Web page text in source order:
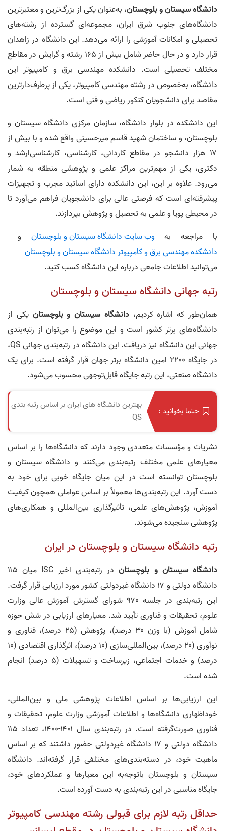
دانشگاه سیستان و بلوچستان، به‌عنوان یکی از بزرگ‌ترین و معتبرترین
دانشگاه‌های جنوب شرق ایران، مجموعه‌ای گسترده از رشته‌های
تحصیلی و امکانات آموزشی را ارائه می‌دهد. این دانشگاه در زاهدان
قرار دارد و در حال حاضر شامل بیش از ۱۶۵ رشته و گرایش در مقاطع
مختلف تحصیلی است. دانشکده مهندسی برق و کامپیوتر این
دانشگاه، به‌خصوص در رشته مهندسی کامپیوتر، یکی از پرطرف‌دارترین
مقاصد برای دانشجویان کنکور ریاضی و فنی است.
این دانشکده در بلوار دانشگاه، سازمان مرکزی دانشگاه سیستان و
بلوچستان، و ساختمان شهید قاسم میرحسینی واقع شده و با بیش از
۱۷ هزار دانشجو در مقاطع کاردانی، کارشناسی، کارشناسی‌ارشد و
دکتری، یکی از مهم‌ترین مراکز علمی و پژوهشی منطقه به شمار
می‌رود. علاوه بر این، این دانشکده دارای اساتید مجرب و تجهیزات
پیشرفته‌ای است که فرصتی عالی برای دانشجویان فراهم می‌آورد تا
در محیطی پویا و علمی به تحصیل و پژوهش بپردازند.
با مراجعه به وب‌ سایت دانشگاه سیستان و بلوچستان و
دانشکده مهندسی برق و کامپیوتر دانشگاه سیستان و بلوچستان
می‌توانید اطلاعات جامعی درباره این دانشگاه کسب کنید.
رتبه جهانی دانشگاه سیستان و بلوچستان
همان‌طور که اشاره کردیم،دانشگاه سیستان و بلوچستان یکی از
دانشگاه‌های برتر کشور است و این موضوع را می‌توان از رتبه‌بندی
جهانی این دانشگاه نیز دریافت. این دانشگاه در رتبه‌بندی جهانی QS،
در جایگاه ۲۲۰۰ امین دانشگاه برتر جهان قرار گرفته است. برای یک
دانشگاه صنعتی، این رتبه جایگاه قابل‌توجهی محسوب می‌شود.
حتما بخوانید :
بهترین دانشگاه های ایران بر اساس رتبه بندی
QS
نشریات و مؤسسات متعددی وجود دارند که دانشگاه‌ها را بر اساس
معیارهای علمی مختلف رتبه‌بندی می‌کنند و دانشگاه سیستان و
بلوچستان توانسته است در این میان جایگاه خوبی برای خود به
دست آورد. این رتبه‌بندی‌ها معمولاً بر اساس عواملی همچون کیفیت
آموزش، پژوهش‌های علمی، تأثیرگذاری بین‌المللی و همکاری‌های
پژوهشی سنجیده می‌شوند.
رتبه دانشگاه سیستان و بلوچستان در ایران
دانشگاه سیستان و بلوچستان
در رتبه‌بندی اخیر ISC میان ۱۱۵
دانشگاه دولتی و ۱۷ دانشگاه غیردولتی کشور مورد ارزیابی قرار گرفت.
این رتبه‌بندی در جلسه ۹۷۰ شورای گسترش آموزش عالی وزارت
علوم، تحقیقات و فناوری تأیید شد. معیارهای ارزیابی در شش حوزه
شامل آموزش (با وزن ۳۰ درصد)، پژوهش (۲۵ درصد)، فناوری و
نوآوری (۲۰ درصد)، بین‌المللی‌سازی (۱۰ درصد)، اثرگذاری اقتصادی (۱۰
درصد) و خدمات اجتماعی، زیرساخت و تسهیلات (۵ درصد) انجام
شده است.
این ارزیابی‌ها بر اساس اطلاعات پژوهشی ملی و بین‌المللی،
خوداظهاری دانشگاه‌ها و اطلاعات آموزشی وزارت علوم، تحقیقات و
فناوری صورت‌گرفته است. در رتبه‌بندی سال ۱۴۰۱-۱۴۰۰، تعداد ۱۱۵
دانشگاه دولتی و ۱۷ دانشگاه غیردولتی حضور داشتند که بر اساس
ماهیت خود، در دسته‌بندی‌های مختلفی قرار گرفته‌اند. دانشگاه
سیستان و بلوچستان باتوجه‌به این معیارها و عملکردهای خود،
جایگاه مناسبی در این رتبه‌بندی به دست آورده است.
حداقل رتبه لازم برای قبولی رشته مهندسی کامپیوتر